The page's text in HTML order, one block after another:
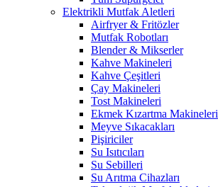
Elektrikli Mutfak Aletleri
Airfryer & Fritözler
Mutfak Robotları
Blender & Mikserler
Kahve Makineleri
Kahve Çeşitleri
Çay Makineleri
Tost Makineleri
Ekmek Kızartma Makineleri
Meyve Sıkacakları
Pişiriciler
Su Isıtıcıları
Su Sebilleri
Su Arıtma Cihazları